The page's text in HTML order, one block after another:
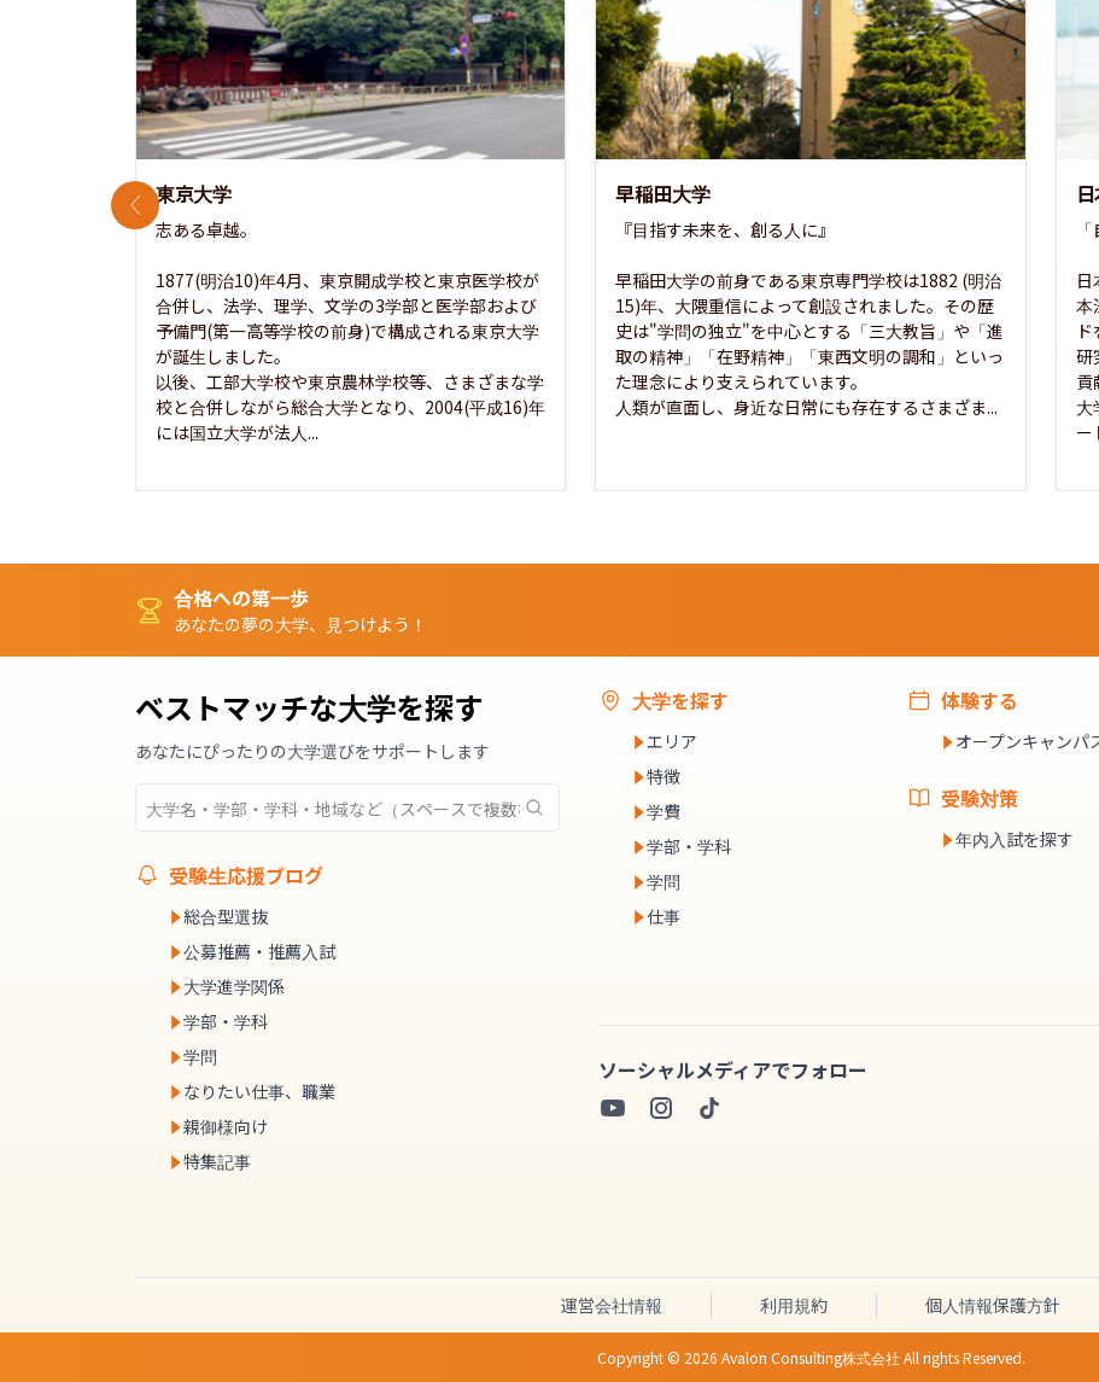
東京大学
志ある卓越。
1877(明治10)年4月、東京開成学校と東京医学校が
合併し、法学、理学、文学の3学部と医学部および
予備門(第一高等学校の前身)で構成される東京大学
が誕生しました。
以後、工部大学校や東京農林学校等、さまざまな学
校と合併しながら総合大学となり、2004(平成16)年
には国立大学が法人...
早稲田大学
『目指す未来を、創る人に』
早稲田大学の前身である東京専門学校は1882 (明治
15)年、大隈重信によって創設されました。その歴
史は"学問の独立"を中心とする「三大教旨」や「進
取の精神」「在野精神」「東西文明の調和」といっ
た理念により支えられています。
人類が直面し、身近な日常にも存在するさまざま...
本
研
貢
大
ー
前のスライド
合格への第一歩
あなたの夢の大学、見つけよう！
ベストマッチな大学を探す
あなたにぴったりの大学選びをサポートします
受験生応援ブログ
総合型選抜
公募推薦・推薦入試
大学進学関係
学部・学科
学問
なりたい仕事、職業
親御様向け
特集記事
大学を探す
エリア
特徴
学費
学部・学科
学問
仕事
体験する
オープンキャンパ
受験対策
年内入試を探す
ソーシャルメディアでフォロー
運営会社情報 利用規約 個人情報保護方針
Copyright © 2026 Avalon Consulting株式会社 All rights Reserved.